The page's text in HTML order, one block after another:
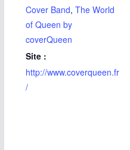
Cover Band, The World
of Queen by
coverQueen
Site :
http://www.coverqueen.fr
/